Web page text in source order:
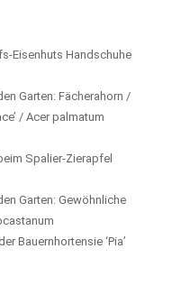
Eisenhuts Handschuhe
Garten: Fächerahorn /
/ Acer palmatum
Spalier-Zierapfel
Garten: Gewöhnliche
Bauernhortensie ‘Pia’